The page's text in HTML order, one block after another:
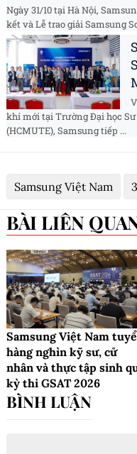
Ngày 31/10 tại Hà Nội,
kết và Lễ trao giải Samsung
khí mới tại Trường Đại học
(HCMUTE), Samsung tiếp ...
Samsung Việt Nam
BÀI LIÊN
Samsung Việt Nam
hàng nghìn kỹ sư, cử
nhân và thực tập sinh
kỳ thi GSAT 2026